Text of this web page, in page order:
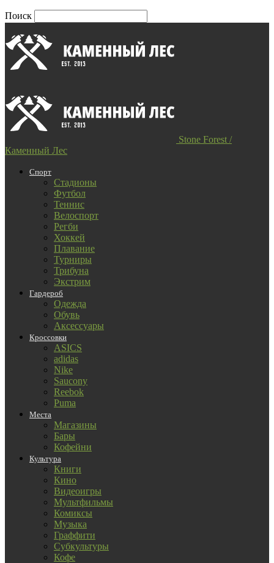
Поиск
Stone Forest /
Каменный Лес
Спорт
Стадионы
Футбол
Теннис
Велоспорт
Регби
Хоккей
Плавание
Турниры
Трибуна
Экстрим
Гардероб
Одежда
Обувь
Аксессуары
Кроссовки
ASICS
adidas
Nike
Saucony
Reebok
Puma
Места
Магазины
Бары
Кофейни
Культура
Книги
Кино
Видеоигры
Мультфильмы
Комиксы
Музыка
Граффити
Субкультуры
Кофе